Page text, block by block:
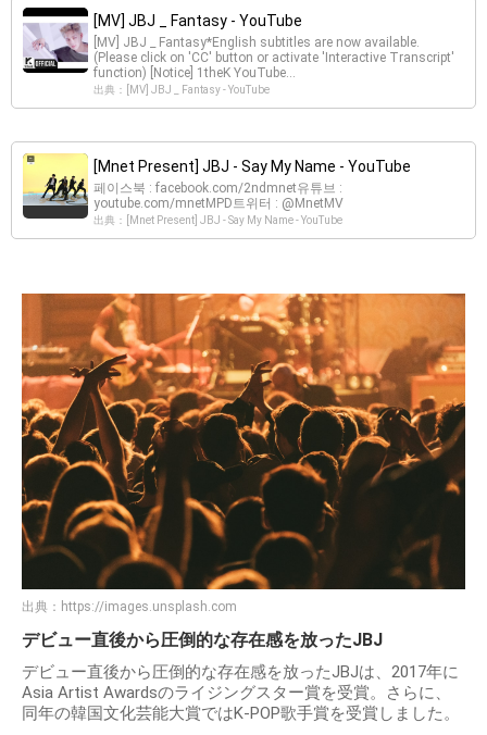
[MV] JBJ _ Fantasy - YouTube
[MV] JBJ _ Fantasy*English subtitles are now available.
(Please click on 'CC' button or activate 'Interactive Transcript'
function) [Notice] 1theK YouTube...
出典：[MV] JBJ _ Fantasy - YouTube
[Mnet Present] JBJ - Say My Name - YouTube
페이스북 : facebook.com/2ndmnet유튜브 :
youtube.com/mnetMPD트위터 : @MnetMV
出典：[Mnet Present] JBJ - Say My Name - YouTube
出典： https://images.unsplash.com
デビュー直後から圧倒的な存在感を放ったJBJ
デビュー直後から圧倒的な存在感を放ったJBJは、2017年に
Asia Artist Awardsのライジングスター賞を受賞。さらに、
同年の韓国文化芸能大賞ではK-POP歌手賞を受賞しました。